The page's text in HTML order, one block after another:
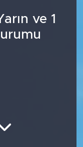
ve 1